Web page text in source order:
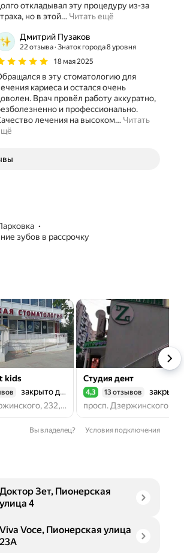
откладывал эту процедуру из-за
но в этой… Читать ещё
Дмитрий Пузаков
22 отзыва Знаток города 8 уровня
18 мая 2025
в эту стоматологию для
кариеса и остался очень
Врач провёл работу аккуратно,
и профессионально.
лечения на высоком… Читать
парковка
зубов в рассрочку
kids
5
закрыто до завтра
просп. Дзержинского, 232, Новороссийск
Студия дент
Рейтинг 4,3 из 5
4,3 13 отзывов
закрыто до завтра
Вы владелец? Условия подключения
Доктор Зет, Пионерская
улица 4
Viva Voce, Пионерская улица
23А